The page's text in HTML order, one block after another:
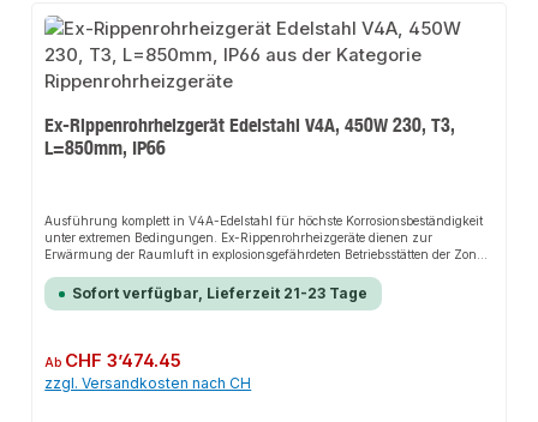
Ex-Rippenrohrheizgerät Edelstahl V4A, 450W 230, T3,
L=850mm, IP66
Ausführung komplett in V4A-Edelstahl für höchste Korrosionsbeständigkeit
unter extremen Bedingungen. Ex-Rippenrohrheizgeräte dienen zur
Erwärmung der Raumluft in explosionsgefährdeten Betriebsstätten der Zone 1
zugelassen, bitte bei Bestellung angeben!Die Installation nicht-steckerfertiger
Geräte ist vom jeweiligen Netzbetreiber oder von einem eingetragenen
Sofort verfügbar, Lieferzeit 21-23 Tage
Regulärer Preis:
Ab CHF 3’474.45
zzgl. Versandkosten nach CH